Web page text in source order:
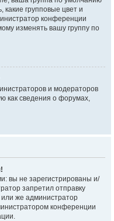
какие групповые цвет и
конференции
изменять вашу группу по
и модераторов
как сведения о форумах,
вы не зарегистрированы и/
запретил отправку
же администратор
конференции